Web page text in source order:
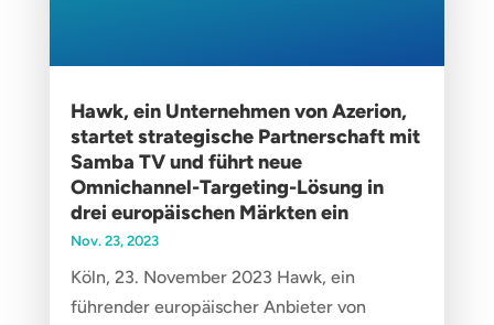
Hawk, ein Unternehmen von Azerion,
startet strategische Partnerschaft mit
Samba TV und führt neue
Omnichannel-Targeting-Lösung in
drei europäischen Märkten ein
Nov. 23, 2023
Köln, 23. November 2023 Hawk, ein
führender europäischer Anbieter von